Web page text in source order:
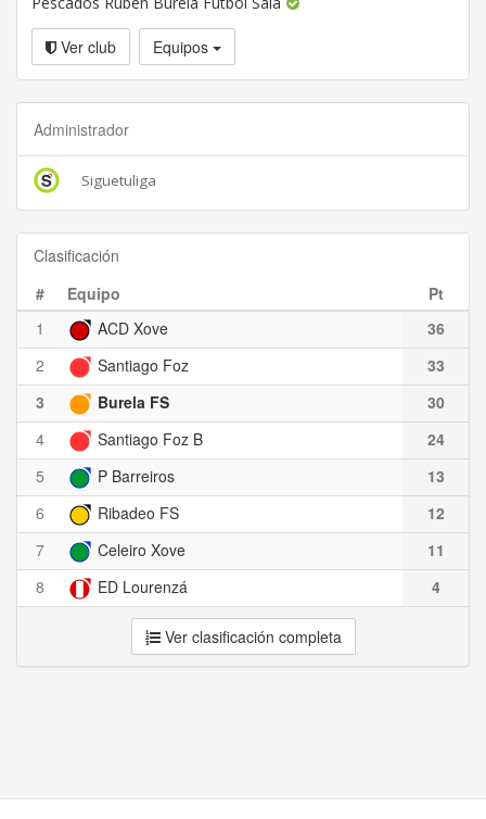
Ver club Equipos
Administrador
Siguetuliga
Clasificación
#
Equipo
Pt
1
ACD Xove
36
2
Santiago Foz
33
3
Burela FS
30
4
Santiago Foz B
24
5
P Barreiros
13
6
Ribadeo FS
12
7
Celeiro Xove
11
8
ED Lourenzá 4
Ver clasificación completa